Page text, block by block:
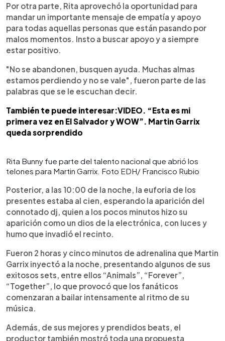
Por otra parte, Rita aprovechó la oportunidad para
mandar un importante mensaje de empatía y apoyo
para todas aquellas personas que están pasando por
malos momentos. Insto a buscar apoyo y a siempre
estar positivo.
"No se abandonen, busquen ayuda. Muchas almas
estamos perdiendo y no se vale", fueron parte de las
palabras que se le escuchan decir.
También te puede interesar:VIDEO. “Esta es mi
primera vez en El Salvador y WOW”. Martin Garrix
queda sorprendido
Rita Bunny fue parte del talento nacional que abrió los
telones para Martin Garrix. Foto EDH/ Francisco Rubio
Posterior, a las 10:00 de la noche, la euforia de los
presentes estaba al cien, esperando la aparición del
connotado dj, quien a los pocos minutos hizo su
aparición como un dios de la electrónica, con luces y
humo que invadió el recinto.
Fueron 2 horas y cinco minutos de adrenalina que Martin
Garrix inyectó a la noche, presentando algunos de sus
exitosos sets, entre ellos “Animals”, “Forever”,
“Together”, lo que provocó que los fanáticos
comenzaran a bailar intensamente al ritmo de su
música.
Además, de sus mejores y prendidos beats, el
productor también mostró toda una propuesta